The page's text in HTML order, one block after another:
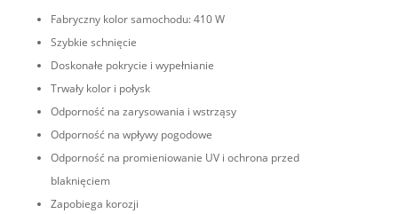
Fabryczny kolor samochodu: 410 W
Szybkie schnięcie
Doskonałe pokrycie i wypełnianie
Trwały kolor i połysk
Odporność na zarysowania i wstrząsy
Odporność na wpływy pogodowe
Odporność na promieniowanie UV i ochrona przed
blaknięciem
Zapobiega korozji